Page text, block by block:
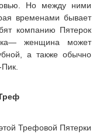
Но между ними
временами бывает
компанию Пятерок
женщина может
а также обычно
Трефовой Пятерки